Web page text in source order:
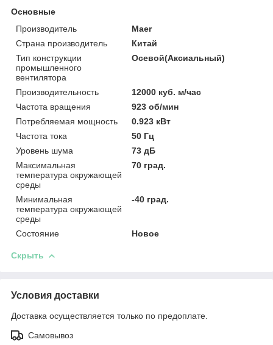
Основные
Производитель
Maer
Страна производитель
Китай
Тип конструкции
промышленного
вентилятора
Осевой(Аксиальный)
Производительность
12000 куб. м/час
Частота вращения
923 об/мин
Потребляемая мощность
0.923 кВт
Частота тока
50 Гц
Уровень шума
73 дБ
Максимальная
температура окружающей
среды
70 град.
Минимальная
температура окружающей
среды
-40 град.
Состояние Новое
Скрыть
Условия доставки
Доставка осуществляется только по предоплате.
Самовывоз